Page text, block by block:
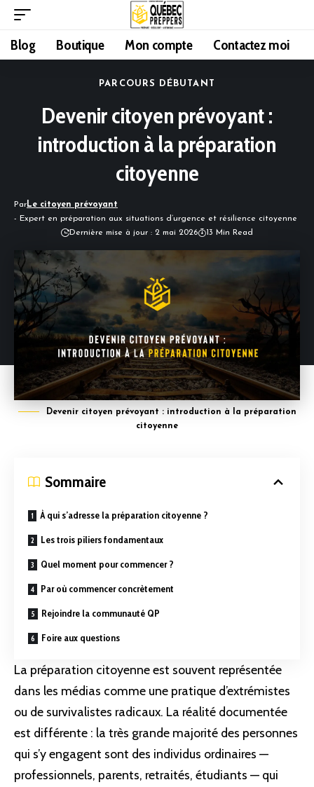
Blog Boutique Mon compte Contactez moi
PARCOURS DÉBUTANT
Devenir citoyen prévoyant :
introduction à la préparation
citoyenne
ParLe citoyen prévoyant
- Expert en préparation aux situations d’urgence et résilience citoyenne
Dernière mise à jour : 2 mai 2026
13 Min Read
Devenir citoyen prévoyant : introduction à la préparation
citoyenne
Sommaire
À qui s’adresse la préparation citoyenne ?
Les trois piliers fondamentaux
Quel moment pour commencer ?
Par où commencer concrètement
Rejoindre la communauté QP
Foire aux questions
La préparation citoyenne est souvent représentée
dans les médias comme une pratique d’extrémistes
ou de survivalistes radicaux. La réalité documentée
est différente : la très grande majorité des personnes
qui s’y engagent sont des individus ordinaires —
professionnels, parents, retraités, étudiants — qui